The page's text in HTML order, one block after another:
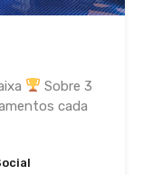
Sobre 3
cada